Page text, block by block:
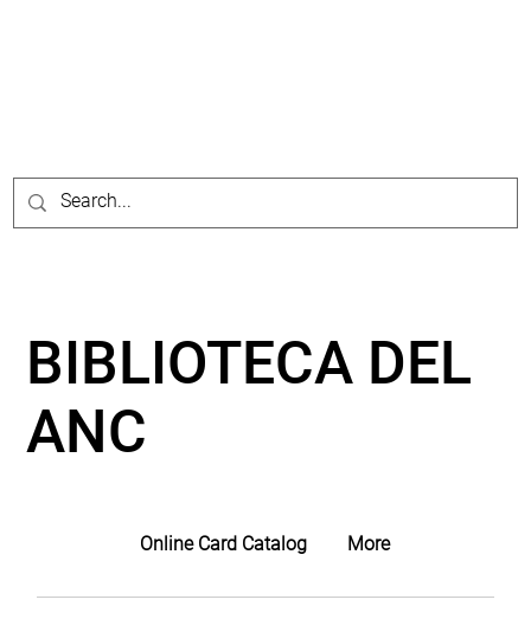
BIBLIOTECA DEL
ANC
Online Card Catalog More